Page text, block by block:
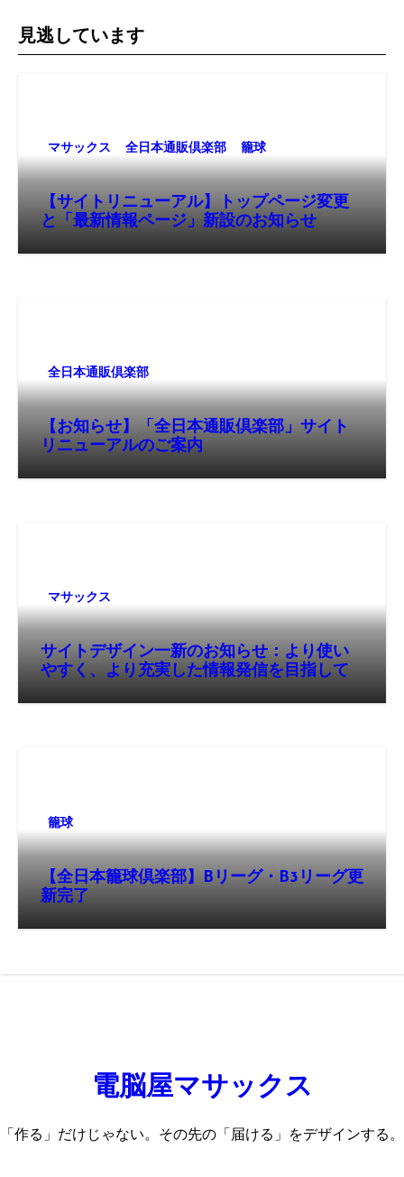
見逃しています
マサックス 全日本通販倶楽部 籠球
【サイトリニューアル】トップページ変更
と「最新情報ページ」新設のお知らせ
全日本通販倶楽部
【お知らせ】「全日本通販倶楽部」サイト
リニューアルのご案内
マサックス
サイトデザイン一新のお知らせ：より使い
やすく、より充実した情報発信を目指して
籠球
【全日本籠球倶楽部】Bリーグ・B3リーグ更
新完了
電脳屋マサックス
「作る」だけじゃない。その先の「届ける」をデザインする。